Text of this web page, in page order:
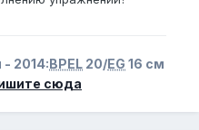
- 2014:BPEL 20/EG 16 см
сюда